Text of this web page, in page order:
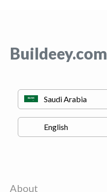
Buildeey.com
About